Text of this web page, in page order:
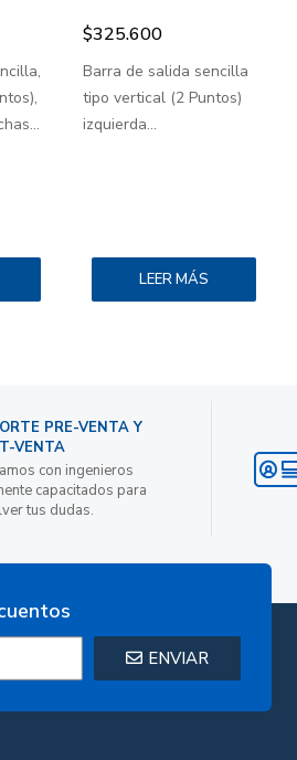
$325.600
Barra de salida sencilla
tipo vertical (2 Puntos)
izquierda...
LEER MÁS
PRE-VENTA Y
VENTA
con ingenieros
capacitados para
tus dudas.
ENVIAR